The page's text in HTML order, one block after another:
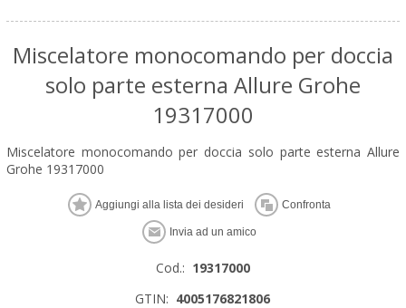
Miscelatore monocomando per doccia
solo parte esterna Allure Grohe
19317000
Miscelatore monocomando per doccia solo parte esterna Allure
Grohe 19317000
Cod.: 19317000
GTIN: 4005176821806